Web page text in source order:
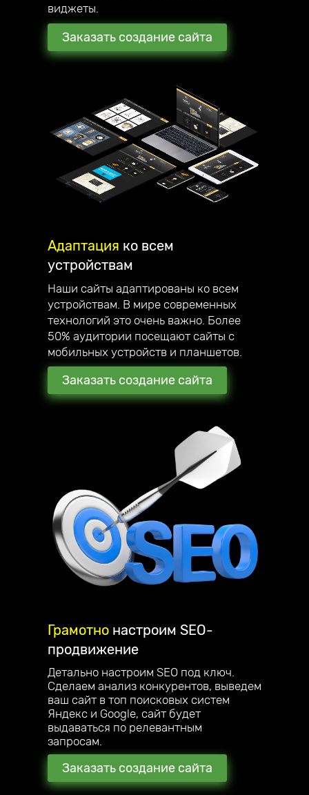
виджеты.
Заказать создание сайта
Адаптация ко всем
устройствам
Наши сайты адаптированы ко всем
устройствам. В мире современных
технологий это очень важно. Более
50% аудитории посещают сайты с
мобильных устройств и планшетов.
Заказать создание сайта
Грамотно настроим SEO-
продвижение
Детально настроим SEO под ключ.
Сделаем анализ конкурентов, выведем
ваш сайт в топ поисковых систем
Яндекс и Google, сайт будет
выдаваться по релевантным
запросам.
Заказать создание сайта